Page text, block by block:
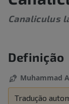
Canaliculus
Definição
Muhammad
Tradução